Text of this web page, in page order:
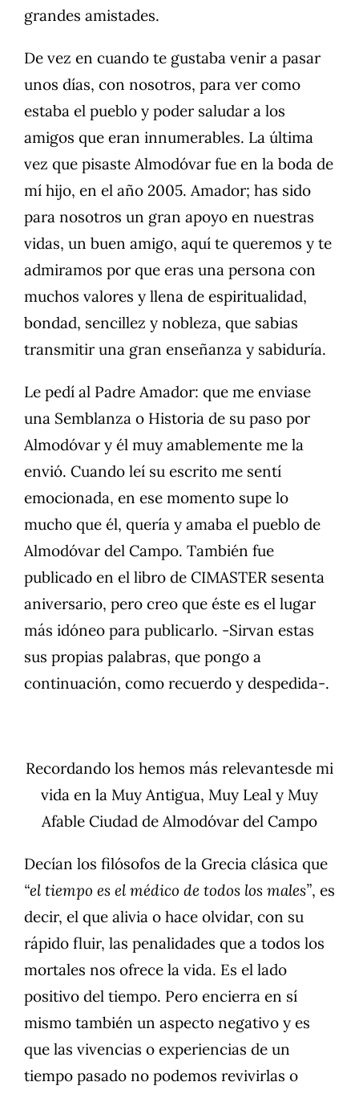
grandes amistades.
De vez en cuando te gustaba venir a pasar
unos días, con nosotros, para ver como
estaba el pueblo y poder saludar a los
amigos que eran innumerables. La última
vez que pisaste Almodóvar fue en la boda de
mí hijo, en el año 2005. Amador; has sido
para nosotros un gran apoyo en nuestras
vidas, un buen amigo, aquí te queremos y te
admiramos por que eras una persona con
muchos valores y llena de espiritualidad,
bondad, sencillez y nobleza, que sabias
transmitir una gran enseñanza y sabiduría.
Le pedí al Padre Amador: que me enviase
una Semblanza o Historia de su paso por
Almodóvar y él muy amablemente me la
envió. Cuando leí su escrito me sentí
emocionada, en ese momento supe lo
mucho que él, quería y amaba el pueblo de
Almodóvar del Campo. También fue
publicado en el libro de CIMASTER sesenta
aniversario, pero creo que éste es el lugar
más idóneo para publicarlo. -Sirvan estas
sus propias palabras, que pongo a
continuación, como recuerdo y despedida-.
Recordando los hemos más relevantesde mi
vida en la Muy Antigua, Muy Leal y Muy
Afable Ciudad de Almodóvar del Campo
Decían los filósofos de la Grecia clásica que
“el tiempo es el médico de todos los males”, es
decir, el que alivia o hace olvidar, con su
rápido fluir, las penalidades que a todos los
mortales nos ofrece la vida. Es el lado
positivo del tiempo. Pero encierra en sí
mismo también un aspecto negativo y es
que las vivencias o experiencias de un
tiempo pasado no podemos revivirlas o